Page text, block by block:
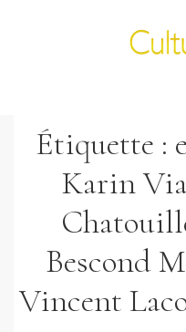
Étiquette :
Karin
Bescond
Vincent